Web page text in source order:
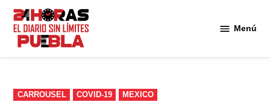
Saltar
contenido
Menú
PUBLICADO
EN
CARROUSEL COVID-19 MEXICO